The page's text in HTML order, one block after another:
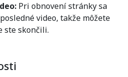
Pri obnovení stránky sa
video, takže môžete
ste skončili.